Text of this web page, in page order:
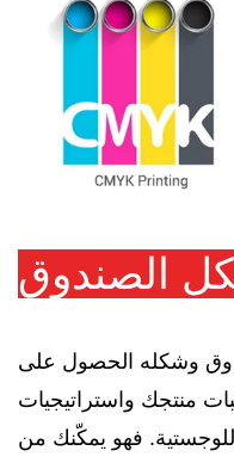
الصندوق
وشكله الحصول على
منتجك واستراتيجيات
اللوجستية. فهو يمكّنك من